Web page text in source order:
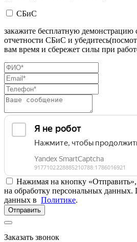
СБиС
закажите бесплатную демонстрацию
отчетности СБиС и
вам время и сбережет силы при
Нажимая на кнопку «Отправить»,
на обработку персональных данных.
данных в Политике.
Отправить
Заказать звонок